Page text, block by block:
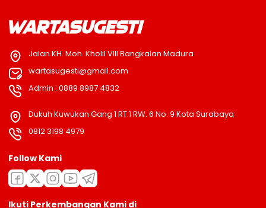
Jalan KH. Moh. Kholil VIII Bangkalan Madura
wartasugesti@gmail.com
Admin : 0889 8987 4832
Dukuh Kuwukan Gang 1 RT.1 RW. 6 No. 9 Kota Surabaya
0812 3198 4979
Follow Kami
Ikuti Perkembangan Kami di